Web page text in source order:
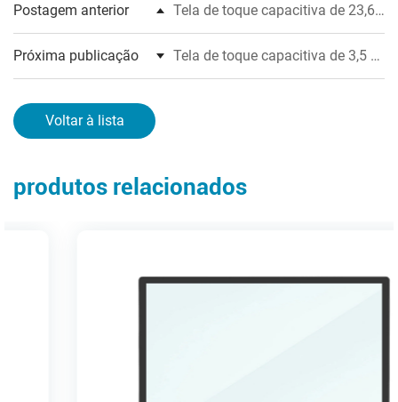
Postagem anterior
Tela de toque capacitiva de 23,6
a 65 polegadas
Próxima publicação
Tela de toque capacitiva de 3,5 a
13,3 polegadas
Voltar à lista
produtos relacionados